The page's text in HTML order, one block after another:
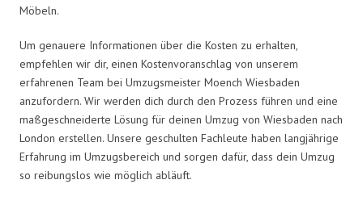
Möbeln.
Um genauere Informationen über die Kosten zu erhalten,
empfehlen wir dir, einen Kostenvoranschlag von unserem
erfahrenen Team bei Umzugsmeister Moench Wiesbaden
anzufordern. Wir werden dich durch den Prozess führen und eine
maßgeschneiderte Lösung für deinen Umzug von Wiesbaden nach
London erstellen. Unsere geschulten Fachleute haben langjährige
Erfahrung im Umzugsbereich und sorgen dafür, dass dein Umzug
so reibungslos wie möglich abläuft.